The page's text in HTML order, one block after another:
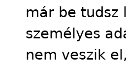
már be tudsz
személyes
nem veszik